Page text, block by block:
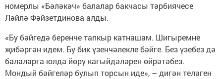
номерлы «Бәләкәч» балалар бакчасы тәрбиячесе
Ләйлә Фәйзетдинова алды.
«Бу бәйгедә беренче тапкыр катнашам. Шигыремне
җибәргән идем. Бу бик үзенчәлекле бәйге. Без үзебез дә
балаларга юлда йөрү кагыйдәләрен өйрәтәбез.
Мондый бәйгеләр булып торсын иде», – дигән теләген